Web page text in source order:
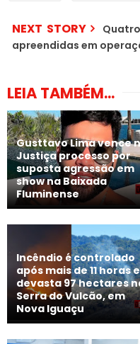
NEXT STORY
apreendidas em
LEIA TAMBÉM...
Gusttavo Lima vence
Justiça processo por
suposta agressão em
show na Baixada
Fluminense
Incêndio é controlado
após mais de 11 horas e
devasta 97 hectares
Serra do Vulcão, em
Nova Iguaçu